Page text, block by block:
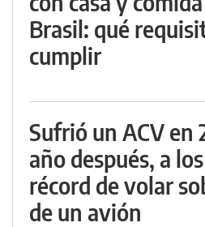
Brasil: qué
cumplir
Sufrió un ACV en
año después, a
récord de volar
de un avión